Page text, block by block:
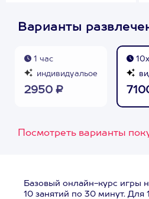
Варианты
1 час
индивидуальое
2950 ₽
Посмотреть варианты
Базовый онлайн-курс игры
10 занятий по 30 минут. Для